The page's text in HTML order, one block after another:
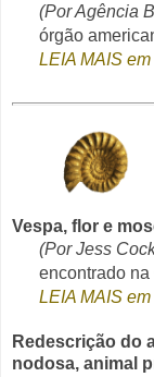
(Por Agência
órgão
LEIA MAIS
Vespa, flor e
(Por Jess
encontrado
LEIA MAIS
Redescrição do
nodosa, animal